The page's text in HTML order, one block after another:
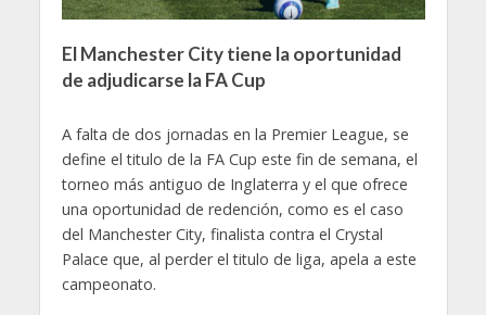
El Manchester City tiene la oportunidad
de adjudicarse la FA Cup
A falta de dos jornadas en la Premier League, se
define el titulo de la FA Cup este fin de semana, el
torneo más antiguo de Inglaterra y el que ofrece
una oportunidad de redención, como es el caso
del Manchester City, finalista contra el Crystal
Palace que, al perder el titulo de liga, apela a este
campeonato.